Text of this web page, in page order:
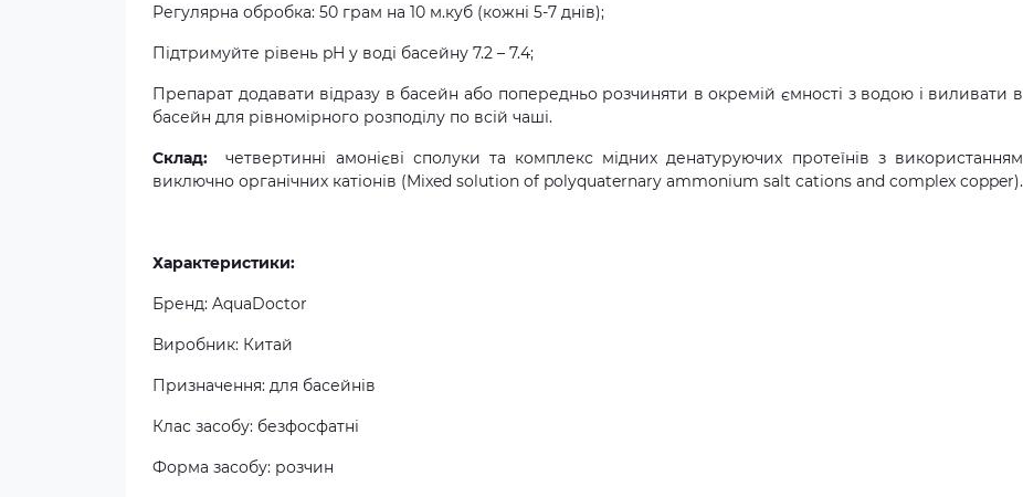
Регулярна обробка: 50 грам на 10 м.куб (кожні 5-7 днів);
Підтримуйте рівень pH у воді басейну 7.2 – 7.4;
Препарат додавати відразу в басейн або попередньо розчиняти в окремій ємності з водою і виливати в
басейн для рівномірного розподілу по всій чаші.
Склад:
четвертинні амонієві сполуки та комплекс мідних денатуруючих протеїнів з використанням
виключно органічних катіонів (Mixed solution of polyquaternary ammonium salt cations and complex copper).
Характеристики:
Бренд: AquaDoctor
Виробник: Китай
Призначення: для басейнів
Клас засобу: безфосфатні
Форма засобу: розчин